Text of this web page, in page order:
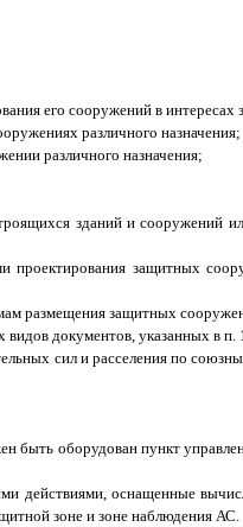
его сооружений в
различного назначения;
различного назначения;
зданий и сооружений
проектирования защитных
размещения защитных
видов документов, указанных в
сил и расселения по
быть оборудован пункт
действиями, оснащенные
зоне и зоне наблюдения АС.